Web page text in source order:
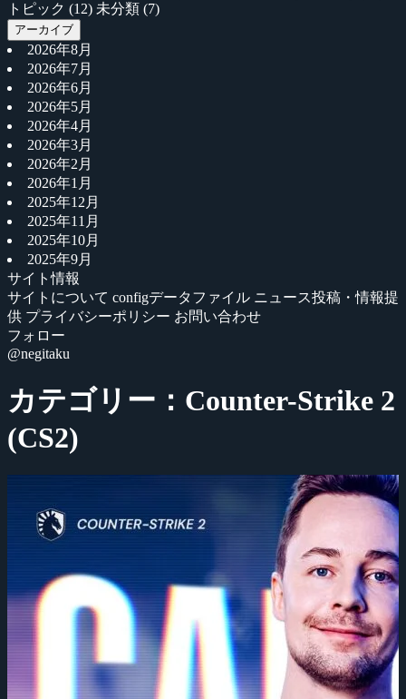
トピック (12) 未分類 (7)
アーカイブ
2026年8月
2026年7月
2026年6月
2026年5月
2026年4月
2026年3月
2026年2月
2026年1月
2025年12月
2025年11月
2025年10月
2025年9月
サイト情報
サイトについて configデータファイル ニュース投稿・情報提
供 プライバシーポリシー お問い合わせ
フォロー
@negitaku
カテゴリー：Counter-Strike 2
(CS2)